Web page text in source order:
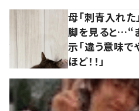
母「刺青入れた
脚を見ると…“
示「違う意味で
ほど！！」